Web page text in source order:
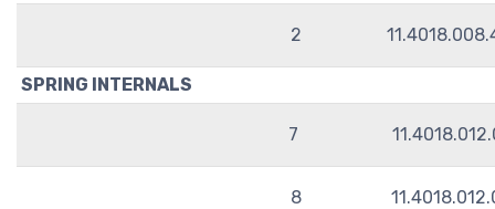
2
SPRING INTERNALS
7
8